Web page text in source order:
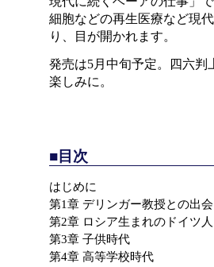
細胞などの再生医療など現
り、目が開かれます。
発売は5月中旬予定。四六判
楽しみに。
■目次
はじめに
第1章 デリンガー教授との出
第2章 ロシア生まれのドイツ人
第3章 子供時代
第4章 高等学校時代